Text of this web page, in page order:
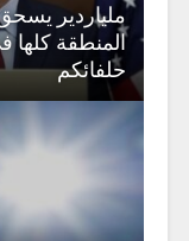
ملياردير يسحق
المنطقة
حلفائكم